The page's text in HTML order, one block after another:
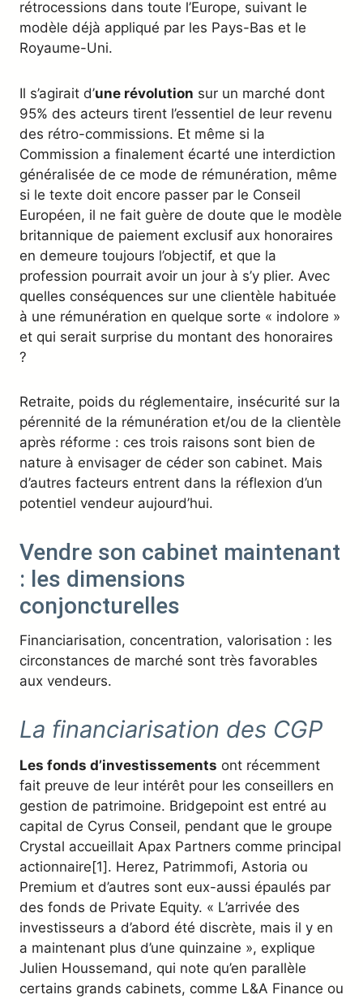
rétrocessions dans toute l’Europe, suivant le
modèle déjà appliqué par les Pays-Bas et le
Royaume-Uni.
Il s’agirait d’une révolution sur un marché dont
95% des acteurs tirent l’essentiel de leur revenu
des rétro-commissions. Et même si la
Commission a finalement écarté une interdiction
généralisée de ce mode de rémunération, même
si le texte doit encore passer par le Conseil
Européen, il ne fait guère de doute que le modèle
britannique de paiement exclusif aux honoraires
en demeure toujours l’objectif, et que la
profession pourrait avoir un jour à s’y plier. Avec
quelles conséquences sur une clientèle habituée
à une rémunération en quelque sorte « indolore »
et qui serait surprise du montant des honoraires
?
Retraite, poids du réglementaire, insécurité sur la
pérennité de la rémunération et/ou de la clientèle
après réforme : ces trois raisons sont bien de
nature à envisager de céder son cabinet. Mais
d’autres facteurs entrent dans la réflexion d’un
potentiel vendeur aujourd’hui.
Vendre son cabinet maintenant
: les dimensions
conjoncturelles
Financiarisation, concentration, valorisation : les
circonstances de marché sont très favorables
aux vendeurs.
La financiarisation des CGP
Les fonds d’investissements ont récemment
fait preuve de leur intérêt pour les conseillers en
gestion de patrimoine. Bridgepoint est entré au
capital de Cyrus Conseil, pendant que le groupe
Crystal accueillait Apax Partners comme principal
actionnaire[1]. Herez, Patrimmofi, Astoria ou
Premium et d’autres sont eux-aussi épaulés par
des fonds de Private Equity. « L’arrivée des
investisseurs a d’abord été discrète, mais il y en
a maintenant plus d’une quinzaine », explique
Julien Houssemand, qui note qu’en parallèle
certains grands cabinets, comme L&A Finance ou